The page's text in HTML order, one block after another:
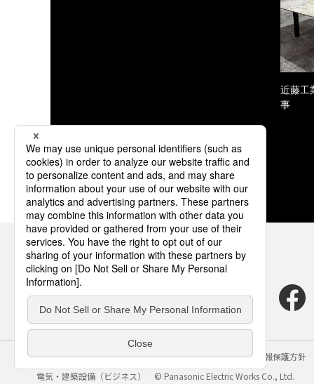
近藤工
事
サイトのご利用にあたって クッキーポリシー
個人情報保護方針
電気・建築設備（ビジネス）
© Panasonic Electric Works Co., Ltd.